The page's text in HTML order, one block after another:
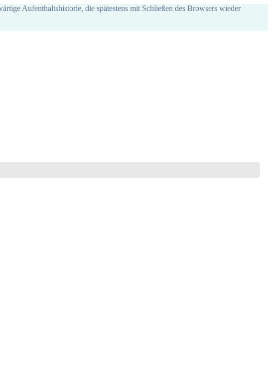
Aufenthaltshistorie, die spätestens mit Schließen des Browsers wieder